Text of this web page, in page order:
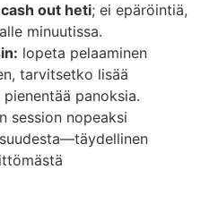
out heti; ei epäröintiä,
minuutissa.
lopeta pelaaminen
tarvitsetko lisää
panoksia.
session nopeaksi